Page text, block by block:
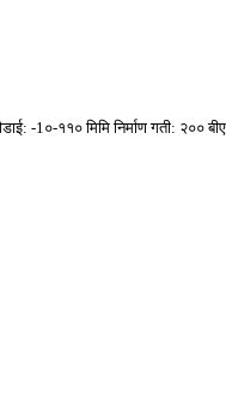
-1०-११० मिमि निर्माण गती: २००